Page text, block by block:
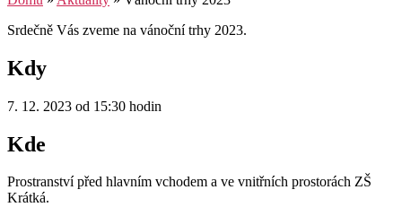
Srdečně Vás zveme na vánoční trhy 2023.
Kdy
7. 12. 2023 od 15:30 hodin
Kde
Prostranství před hlavním vchodem a ve vnitřních prostorách ZŠ
Krátká.